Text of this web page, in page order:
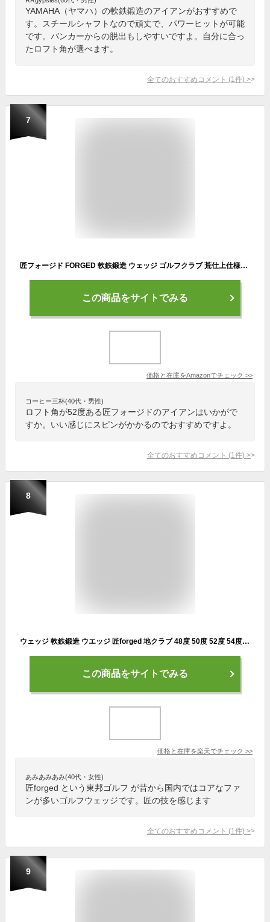
YAMAHA（ヤマハ）の軟鉄鍛造のアイアンがおすすめで
す。スチールシャフトなので頑丈で、パワーヒットが可能
です。バンカーからの脱出もしやすいですよ。自分に合っ
たロフト角が選べます。
全てのおすすめコメント (1 件) >
7
匠フォージド FORGED 軟鉄鍛造 ウェッジ ゴルフクラブ 荒仕上仕様52度無刻印 ゼロス7(S)
この商品をサイトでみる
価格と在庫をAmazonでチェック >>
コーヒー三杯(40代・男性)
ロフト角が52度ある匠フォージドのアイアンはいかがで
すか。いい感じにスピンがかかるのでおすすめですよ。
全てのおすすめコメント (1 件) >
8
ウェッジ 軟鉄鍛造 ウエッジ 匠forged 地クラブ 48度 50度 52度 54度 56度 58度 無刻印 選択可能 東邦ゴルフ 匠 FORGED forged フォージド ウエッジクラブ ウェッジ ゴルフクラブ 単品 初心者 中級者 メンズ レディース
この商品をサイトでみる
価格と在庫を楽天でチェック >>
あみあみあみ(40代・女性)
匠forged という東邦ゴルフ が昔から国内ではコアなファ
ンが多いゴルフウェッジです。匠の技を感じます
全てのおすすめコメント (1 件) >
9